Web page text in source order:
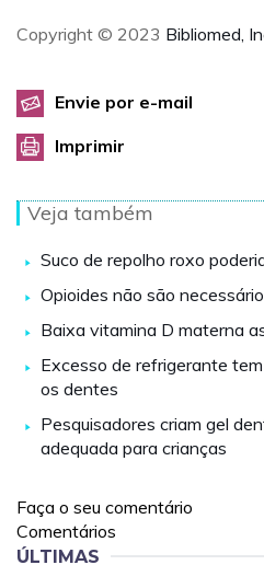
Copyright © 2023 Bibliomed,
Envie por e-mail
Imprimir
Veja também
Suco de repolho roxo
Opioides não são
Baixa vitamina D materna
Excesso de refrigerante
os dentes
Pesquisadores criam gel
adequada para crianças
Faça o seu comentário
Comentários
ÚLTIMAS